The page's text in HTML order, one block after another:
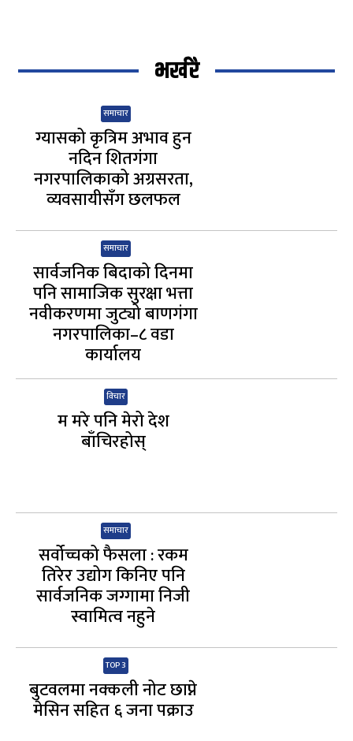
भर्खरै
समाचार
ग्यासको कृत्रिम अभाव हुन
नदिन शितगंगा
नगरपालिकाको अग्रसरता,
व्यवसायीसँग छलफल
समाचार
सार्वजनिक बिदाको दिनमा
पनि सामाजिक सुरक्षा भत्ता
नवीकरणमा जुट्यो बाणगंगा
नगरपालिका–८ वडा
कार्यालय
विचार
म मरे पनि मेरो देश
बाँचिरहोस्
समाचार
सर्वोच्चको फैसला : रकम
तिरेर उद्योग किनिए पनि
सार्वजनिक जग्गामा निजी
स्वामित्व नहुने
TOP 3
बुटवलमा नक्कली नोट छाप्ने
मेसिन सहित ६ जना पक्राउ